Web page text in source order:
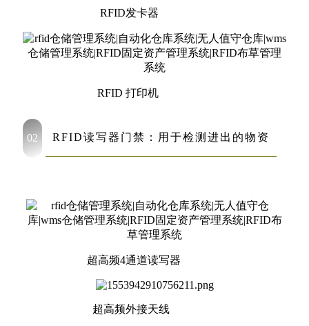
RFID发卡器
RFID 打印机
02 RFID读写器门禁：用于检测进出的物资
超高频4通道读写器
超高频外接天线